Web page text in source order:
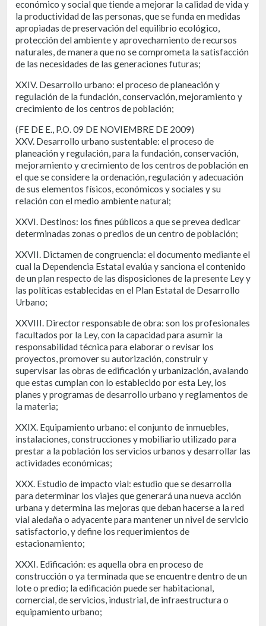
económico y social que tiende a mejorar la calidad de vida y
la productividad de las personas, que se funda en medidas
apropiadas de preservación del equilibrio ecológico,
protección del ambiente y aprovechamiento de recursos
naturales, de manera que no se comprometa la satisfacción
de las necesidades de las generaciones futuras;
XXIV. Desarrollo urbano: el proceso de planeación y
regulación de la fundación, conservación, mejoramiento y
crecimiento de los centros de población;
(FE DE E., P.O. 09 DE NOVIEMBRE DE 2009)
XXV. Desarrollo urbano sustentable: el proceso de
planeación y regulación, para la fundación, conservación,
mejoramiento y crecimiento de los centros de población en
el que se considere la ordenación, regulación y adecuación
de sus elementos físicos, económicos y sociales y su
relación con el medio ambiente natural;
XXVI. Destinos: los fines públicos a que se prevea dedicar
determinadas zonas o predios de un centro de población;
XXVII. Dictamen de congruencia: el documento mediante el
cual la Dependencia Estatal evalúa y sanciona el contenido
de un plan respecto de las disposiciones de la presente Ley y
las políticas establecidas en el Plan Estatal de Desarrollo
Urbano;
XXVIII. Director responsable de obra: son los profesionales
facultados por la Ley, con la capacidad para asumir la
responsabilidad técnica para elaborar o revisar los
proyectos, promover su autorización, construir y
supervisar las obras de edificación y urbanización, avalando
que estas cumplan con lo establecido por esta Ley, los
planes y programas de desarrollo urbano y reglamentos de
la materia;
XXIX. Equipamiento urbano: el conjunto de inmuebles,
instalaciones, construcciones y mobiliario utilizado para
prestar a la población los servicios urbanos y desarrollar las
actividades económicas;
XXX. Estudio de impacto vial: estudio que se desarrolla
para determinar los viajes que generará una nueva acción
urbana y determina las mejoras que deban hacerse a la red
vial aledaña o adyacente para mantener un nivel de servicio
satisfactorio, y define los requerimientos de
estacionamiento;
XXXI. Edificación: es aquella obra en proceso de
construcción o ya terminada que se encuentre dentro de un
lote o predio; la edificación puede ser habitacional,
comercial, de servicios, industrial, de infraestructura o
equipamiento urbano;